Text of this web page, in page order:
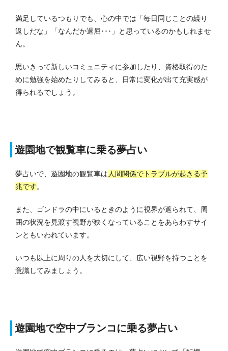
満足しているつもりでも、心の中では「毎日同じことの繰り
返しだな」「なんだか退屈･･･」と思っているのかもしれませ
ん。
思いきって新しいコミュニティに参加したり、資格取得のた
めに勉強を始めたりしてみると、日常に変化が出て充実感が
得られるでしょう。
遊園地で観覧車に乗る夢占い
夢占いで、遊園地の観覧車は 人間関係でトラブルが起きる予
兆です。
また、ゴンドラの中にいるときのように視界が遮られて、周
囲の状況を見渡す視野が狭くなっていることをあらわすサイ
ンともいわれています。
いつも以上に周りの人を大切にして、広い視野を持つことを
意識してみましょう。
遊園地で空中ブランコに乗る夢占い